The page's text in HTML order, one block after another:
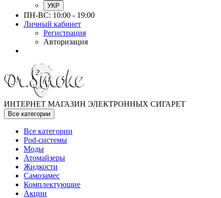
УКР
ПН-ВС: 10:00 - 19:00
Личный кабинет
Регистрация
Авторизация
ИНТЕРНЕТ МАГАЗИН ЭЛЕКТРОННЫХ СИГАРЕТ
Все категории
Все категории
Pod-системы
Моды
Атомайзеры
Жидкости
Самозамес
Комплектующие
Акции